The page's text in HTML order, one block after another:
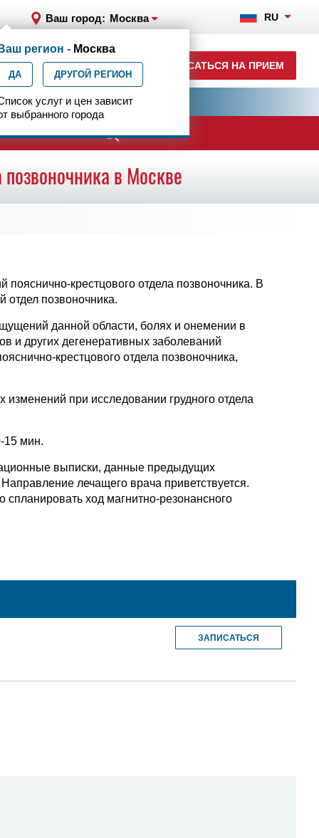
Ваш город: Москва RU
8 (499) 785-91-45
ежедневно с 07:00 до 23:00
ЗАПИСАТЬСЯ НА ПРИЕМ
регион - Москва
ДА ДРУГОЙ РЕГИОН
услуг и цен зависит
выбранного города
Центр эпилептологии
в Москве
крестцового отдела позвоночника. В
отдел позвоночника.
данной области, болях и онемении в
и других дегенеративных заболеваний
крестцового отдела позвоночника,
при исследовании грудного отдела
15 мин.
выписки, данные предыдущих
лечащего врача приветствуется.
ход магнитно-резонансного
ЗАПИСАТЬСЯ